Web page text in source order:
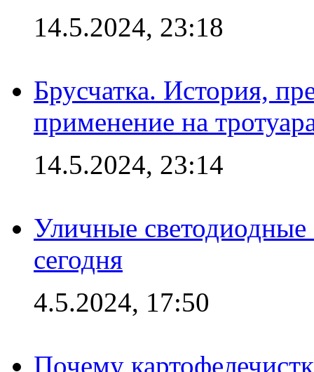
14.5.2024, 23:18
Брусчатка. История,
применение на
14.5.2024, 23:14
Уличные
сегодня
4.5.2024, 17:50
Почему